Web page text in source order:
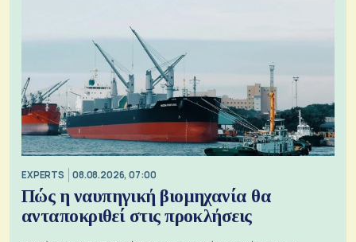
EXPERTS 08.08.2026, 07:00
Πώς η ναυπηγική βιομηχανία θα
ανταποκριθεί στις προκλήσεις